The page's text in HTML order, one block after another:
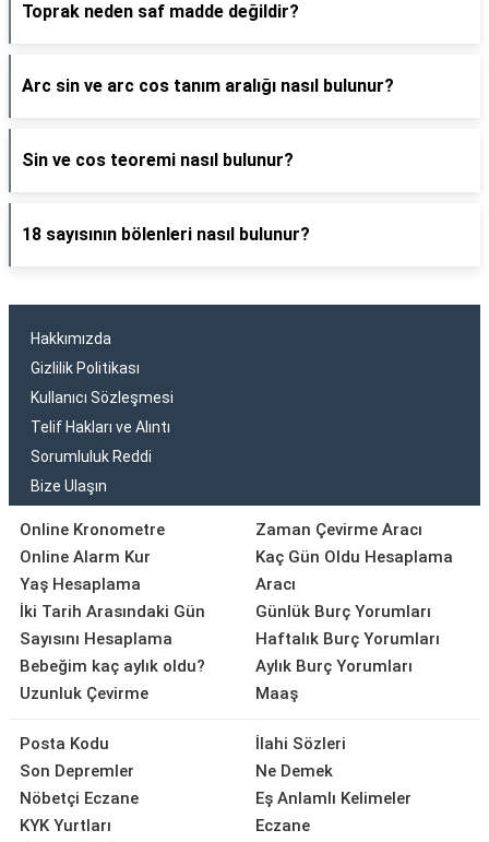
Toprak neden saf madde değildir?
Arc sin ve arc cos tanım aralığı nasıl bulunur?
Sin ve cos teoremi nasıl bulunur?
18 sayısının bölenleri nasıl bulunur?
Hakkımızda
Gizlilik Politikası
Kullanıcı Sözleşmesi
Telif Hakları ve Alıntı
Sorumluluk Reddi
Bize Ulaşın
Online Kronometre
Online Alarm Kur
Yaş Hesaplama
İki Tarih Arasındaki Gün
Sayısını Hesaplama
Bebeğim kaç aylık oldu?
Uzunluk Çevirme
Zaman Çevirme Aracı
Kaç Gün Oldu Hesaplama
Aracı
Günlük Burç Yorumları
Haftalık Burç Yorumları
Aylık Burç Yorumları
Maaş
Posta Kodu
Son Depremler
Nöbetçi Eczane
KYK Yurtları
İlahi Sözleri
Ne Demek
Eş Anlamlı Kelimeler
Eczane